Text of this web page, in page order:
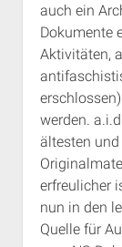
auch ein
Dokumente
Aktivitäten,
werden.
ältesten
erfreulicher
nun in den
Quelle für